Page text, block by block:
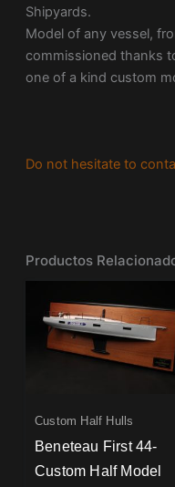
Shipyards.
Model of any vessel,
commissioned thanks
one of a kind custom
Do not hesitate to
Productos
Custom Half Hulls
Beneteau First 44-
Custom Half Model